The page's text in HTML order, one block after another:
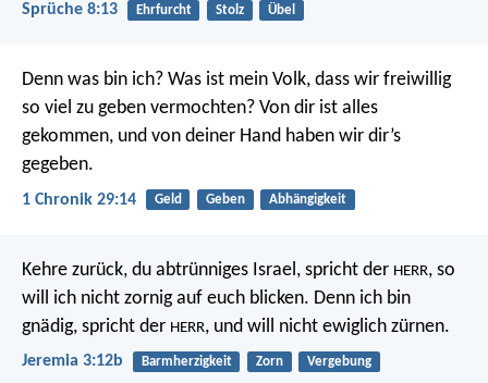
Sprüche 8:13 Ehrfurcht Stolz Übel
Denn was bin ich? Was ist mein Volk, dass wir freiwillig
so viel zu geben vermochten? Von dir ist alles
gekommen, und von deiner Hand haben wir dir’s
gegeben.
1 Chronik 29:14 Geld Geben Abhängigkeit
Kehre zurück, du abtrünniges Israel, spricht der HERR, so
will ich nicht zornig auf euch blicken. Denn ich bin
gnädig, spricht der HERR, und will nicht ewiglich zürnen.
Jeremia 3:12b Barmherzigkeit Zorn Vergebung